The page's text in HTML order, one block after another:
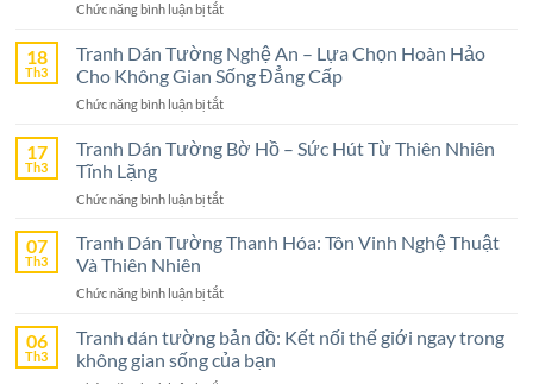
Chức năng bình luận bị tắtở
Dán
Tường
Ninh
Bình
Lựa
Không
Sống
18
Th3
Tranh Dán Tường Nghệ An – Lựa Chọn Hoàn Hảo
Cho Không Gian Sống Đẳng Cấp
Chức năng bình luận bị tắtở
Dán
Tường
An
Lựa
Không
Gian
17
Th3
Tranh Dán Tường Bờ Hồ – Sức Hút Từ Thiên Nhiên
Tĩnh Lặng
Chức năng bình luận bị tắtở
Dán
Hồ
Sức
Hút
07
Th3
Tranh Dán Tường Thanh Hóa: Tôn Vinh Nghệ Thuật
Và Thiên Nhiên
Chức năng bình luận bị tắtở
Dán
Tường
06
Th3
Tranh dán tường bản đồ: Kết nối thế giới ngay trong
không gian sống của bạn